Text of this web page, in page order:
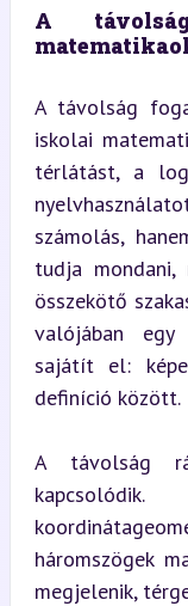
A
A távolság
iskolai
térlátást, a
számolás,
tudja
összekötő
valójában egy
sajátít el:
definíció között.
A távolság
kapcsolódik.
háromszögek
megjelenik,